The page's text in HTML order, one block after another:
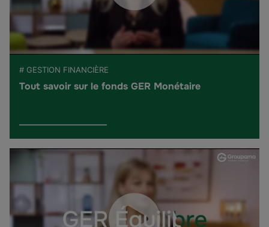
# GESTION FINANCIÈRE
Tout savoir sur le fonds GER Monétaire